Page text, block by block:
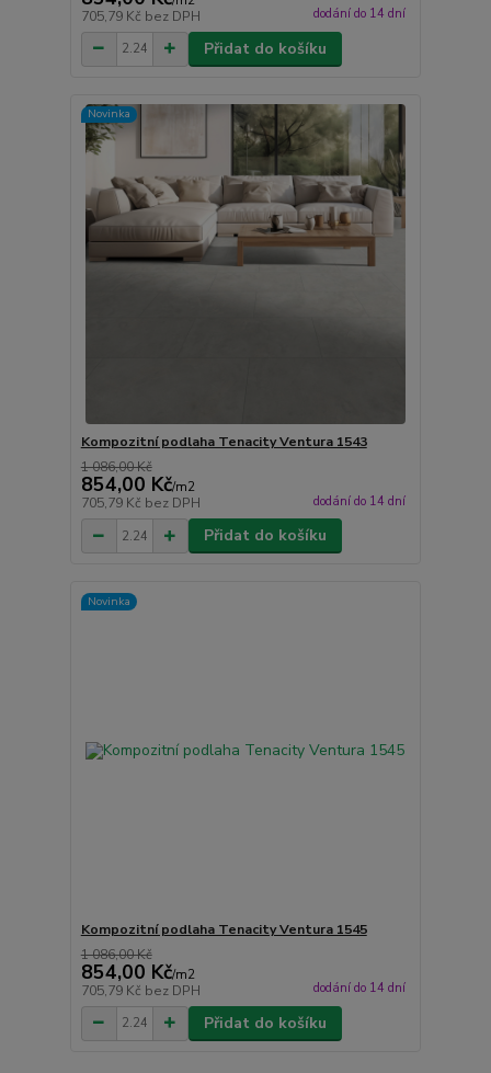
705,79 Kč bez DPH dodání do 14 dní
Přidat do košíku
Novinka
Kompozitní podlaha Tenacity Ventura 1543
1 086,00 Kč
854,00 Kč/m2
705,79 Kč bez DPH dodání do 14 dní
Přidat do košíku
Novinka
Kompozitní podlaha Tenacity Ventura 1545
1 086,00 Kč
854,00 Kč/m2
705,79 Kč bez DPH dodání do 14 dní
Přidat do košíku